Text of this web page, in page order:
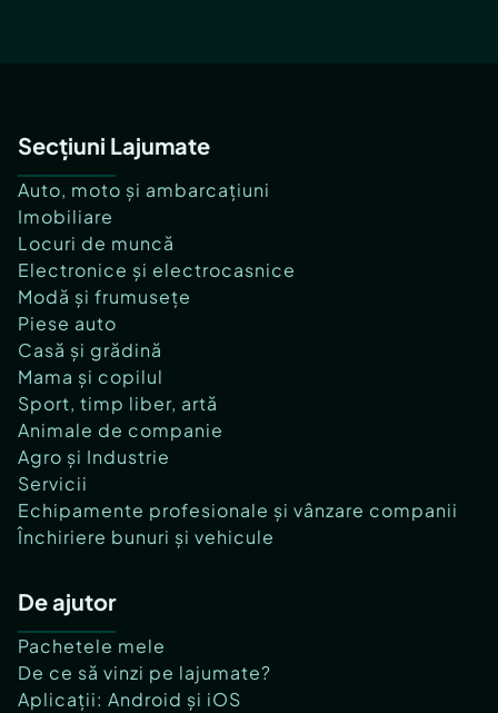
Secțiuni Lajumate
Auto, moto și ambarcațiuni
Imobiliare
Locuri de muncă
Electronice și electrocasnice
Modă și frumusețe
Piese auto
Casă și grădină
Mama și copilul
Sport, timp liber, artă
Animale de companie
Agro și Industrie
Servicii
Echipamente profesionale și vânzare companii
Închiriere bunuri și vehicule
De ajutor
Pachetele mele
De ce să vinzi pe lajumate?
Aplicații: Android și iOS